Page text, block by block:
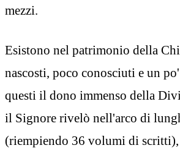
mezzi.
Esistono nel patrimonio della
nascosti, poco conosciuti e un
questi il dono immenso della
il Signore rivelò nell'arco di
(riempiendo 36 volumi di